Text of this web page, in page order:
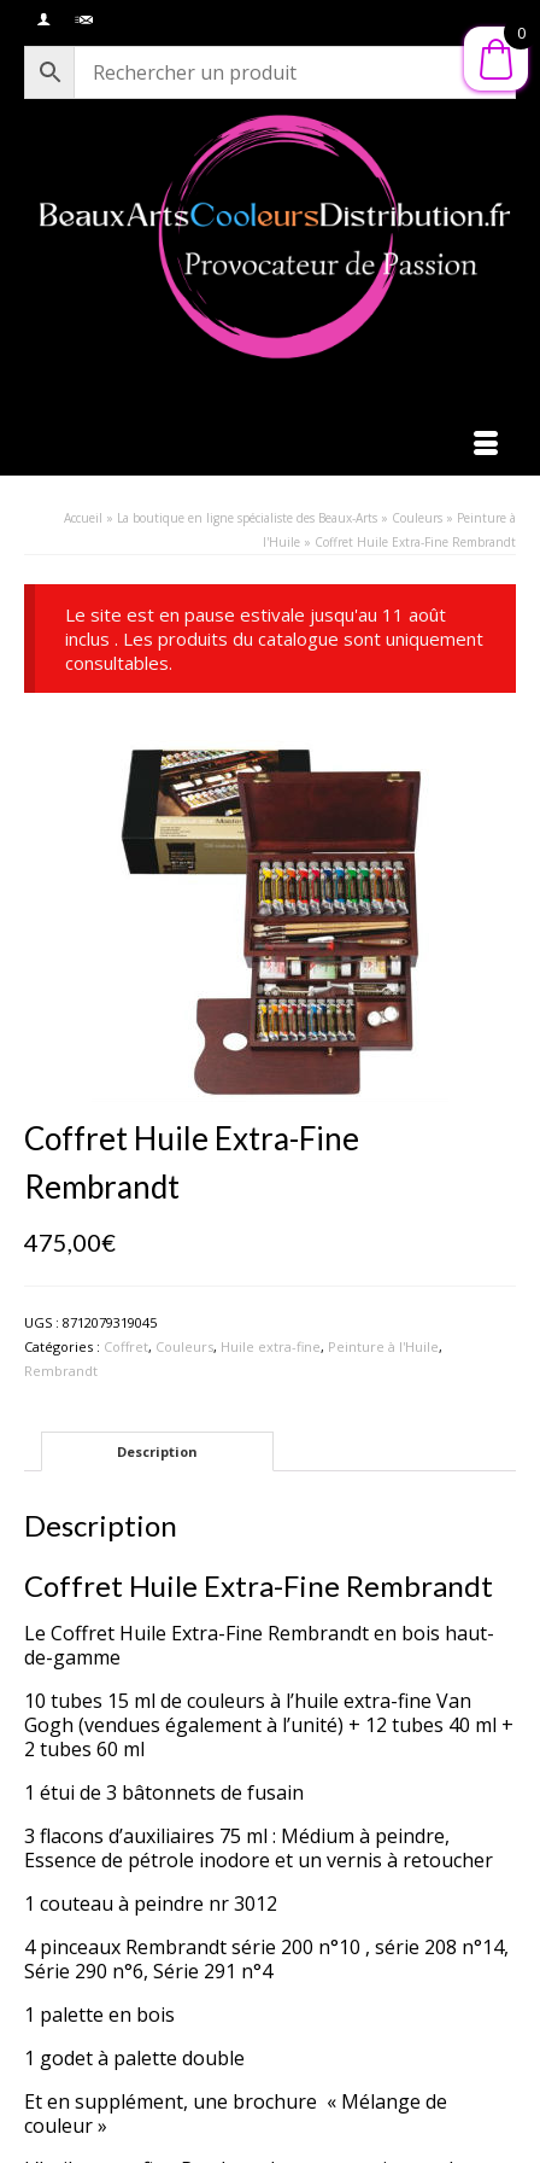
Accueil » La boutique en ligne spécialiste des Beaux-Arts » Couleurs » Peinture à
l'Huile » Coffret Huile Extra-Fine Rembrandt
Le site est en pause estivale jusqu'au 11 août
inclus . Les produits du catalogue sont uniquement
consultables.
Coffret Huile Extra-Fine
Rembrandt
475,00€
UGS : 8712079319045
Catégories : Coffret, Couleurs, Huile extra-fine, Peinture à l'Huile,
Rembrandt
Description
Description
Coffret Huile Extra-Fine Rembrandt
Le Coffret Huile Extra-Fine Rembrandt en bois haut-
de-gamme
10 tubes 15 ml de couleurs à l’huile extra-fine Van
Gogh (vendues également à l’unité) + 12 tubes 40 ml +
2 tubes 60 ml
1 étui de 3 bâtonnets de fusain
3 flacons d’auxiliaires 75 ml : Médium à peindre,
Essence de pétrole inodore et un vernis à retoucher
1 couteau à peindre nr 3012
4 pinceaux Rembrandt série 200 n°10 , série 208 n°14,
Série 290 n°6, Série 291 n°4
1 palette en bois
1 godet à palette double
Et en supplément, une brochure « Mélange de
couleur »
0